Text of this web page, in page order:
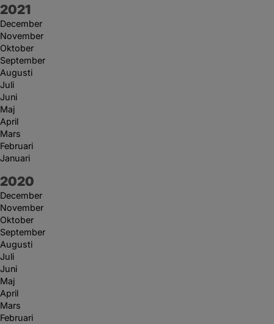
År:
2021
December
November
Oktober
September
Augusti
Juli
Juni
Maj
April
Mars
Februari
Januari
År:
2020
December
November
Oktober
September
Augusti
Juli
Juni
Maj
April
Mars
Februari